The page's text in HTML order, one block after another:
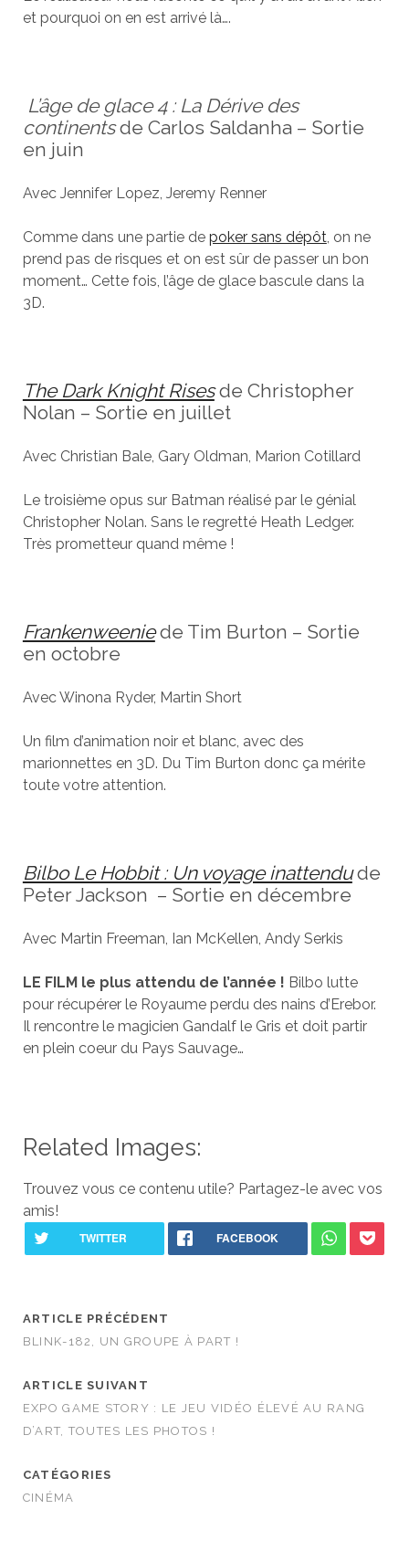
et pourquoi on en est arrivé là….
L’âge de glace 4 : La Dérive des
continentsde Carlos Saldanha – Sortie
en juin
Avec Jennifer Lopez, Jeremy Renner
Comme dans une partie de poker sans dépôt, on ne
prend pas de risques et on est sûr de passer un bon
moment… Cette fois, l’âge de glace bascule dans la
3D.
The Dark Knight Risesde Christopher
Nolan – Sortie en juillet
Avec Christian Bale, Gary Oldman, Marion Cotillard
Le troisième opus sur Batman réalisé par le génial
Christopher Nolan. Sans le regretté Heath Ledger.
Très prometteur quand même !
Frankenweeniede Tim Burton – Sortie
en octobre
Avec Winona Ryder, Martin Short
Un film d’animation noir et blanc, avec des
marionnettes en 3D. Du Tim Burton donc ça mérite
toute votre attention.
Bilbo Le Hobbit : Un voyage inattendu de
Peter Jackson – Sortie en décembre
Avec Martin Freeman, Ian McKellen, Andy Serkis
LE FILM le plus attendu de l’année ! Bilbo lutte
pour récupérer le Royaume perdu des nains d’Erebor.
Il rencontre le magicien Gandalf le Gris et doit partir
en plein coeur du Pays Sauvage…
Related Images:
Trouvez vous ce contenu utile? Partagez-le avec vos
amis!
ARTICLE PRÉCÉDENT
BLINK-182, UN GROUPE À PART !
ARTICLE SUIVANT
EXPO GAME STORY : LE JEU VIDÉO ÉLEVÉ AU RANG
D’ART, TOUTES LES PHOTOS !
CATÉGORIES
CINÉMA